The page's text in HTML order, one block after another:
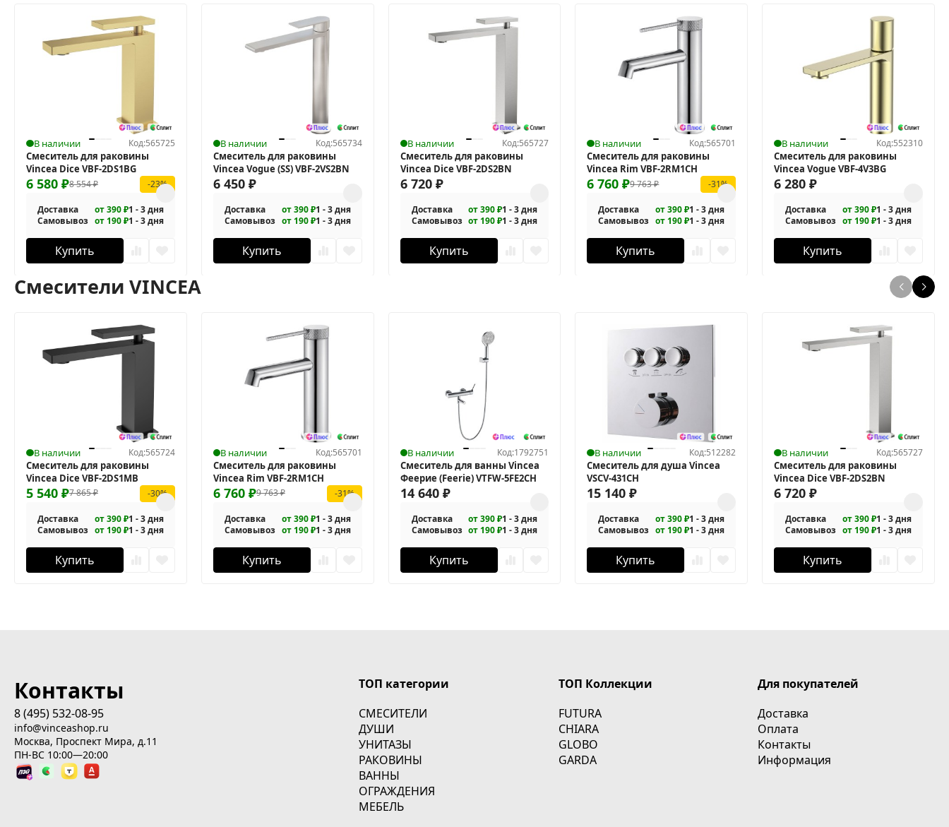
В наличии Код:565725
Смеситель для раковины
Vincea Dice VBF-2DS1BG
8 554₽
6 580 ₽ -23%
Доставка от 390 ₽1 - 3 дня
Самовывоз от 190 ₽1 - 3 дня
Купить
В наличии Код:565734
Смеситель для раковины
Vincea Vogue (SS) VBF-2VS2BN
6 450 ₽
Доставка от 390 ₽1 - 3 дня
Самовывоз от 190 ₽1 - 3 дня
Купить
В наличии Код:565727
Смеситель для раковины
Vincea Dice VBF-2DS2BN
6 720 ₽
Доставка от 390 ₽1 - 3 дня
Самовывоз от 190 ₽1 - 3 дня
Купить
В наличии Код:565701
Смеситель для раковины
Vincea Rim VBF-2RM1CH
9 763₽
6 760₽ -31%
Доставка от 390 ₽1 - 3 дня
Самовывоз от 190 ₽1 - 3 дня
Купить
В наличии Код:552310
Смеситель для раковины
Vincea Vogue VBF-4V3BG
6 280₽
Доставка от 390 ₽1 - 3 дня
Самовывоз от 190 ₽1 - 3 дня
Купить
Смесители VINCEA
В наличии Код:565724
Смеситель для раковины
Vincea Dice VBF-2DS1MB
7 865₽
5 540 ₽ -30%
Доставка от 390 ₽1 - 3 дня
Самовывоз от 190 ₽1 - 3 дня
Купить
В наличии Код:565701
Смеситель для раковины
Vincea Rim VBF-2RM1CH
9 763₽
6 760 ₽ -31%
Доставка от 390 ₽1 - 3 дня
Самовывоз от 190 ₽1 - 3 дня
Купить
В наличии Код:1792751
Смеситель для ванны Vincea
Феерие (Feerie) VTFW-5FE2CH
14 640 ₽
Доставка от 390 ₽1 - 3 дня
Самовывоз от 190 ₽1 - 3 дня
Купить
В наличии Код:512282
Смеситель для душа Vincea
VSCV-431CH
15 140₽
Доставка от 390 ₽1 - 3 дня
Самовывоз от 190 ₽1 - 3 дня
Купить
В наличии Код:565727
Смеситель для раковины
Vincea Dice VBF-2DS2BN
6 720₽
Доставка от 390 ₽1 - 3 дня
Самовывоз от 190 ₽1 - 3 дня
Купить
Контакты
8 (495) 532-08-95
info@vinceashop.ru
Москва, Проспект Мира, д.11
ПН-ВС 10:00—20:00
ТОП категории
СМЕСИТЕЛИ
ДУШИ
УНИТАЗЫ
РАКОВИНЫ
ВАННЫ
ОГРАЖДЕНИЯ
МЕБЕЛЬ
ТОП Коллекции
FUTURA
CHIARA
GLOBO
GARDA
Для покупателей
Доставка
Оплата
Контакты
Информация